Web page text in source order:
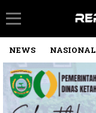
NEWS NASIONAL